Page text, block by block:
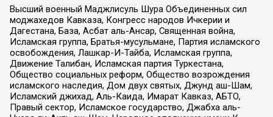
Высший военный Маджлисуль Шура Объединенных сил
моджахедов Кавказа, Конгресс народов Ичкерии и
Дагестана, База, Асбат аль-Ансар, Священная война,
Исламская группа, Братья-мусульмане, Партия исламского
освобождения, Лашкар-И-Тайба, Исламская группа,
Движение Талибан, Исламская партия Туркестана,
Общество социальных реформ, Общество возрождения
исламского наследия, Дом двух святых, Джунд аш-Шам,
Исламский джихад, Аль-Каида, Имарат Кавказ, АБТО,
Правый сектор, Исламское государство, Джабха аль-